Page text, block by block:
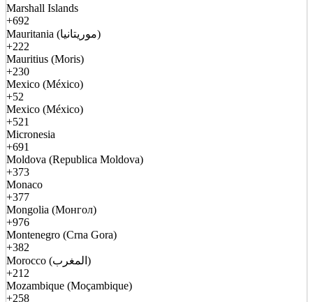
Marshall Islands
+692
Mauritania (موريتانيا)
+222
Mauritius (Moris)
+230
Mexico (México)
+52
Mexico (México)
+521
Micronesia
+691
Moldova (Republica Moldova)
+373
Monaco
+377
Mongolia (Монгол)
+976
Montenegro (Crna Gora)
+382
Morocco (المغرب)
+212
Mozambique (Moçambique)
+258